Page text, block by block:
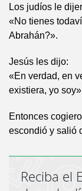
Los judíos le
«No tienes
Abrahán?».
Jesús les dijo:
«En verdad, en
existiera, yo
Entonces
escondió y salió
Reciba el